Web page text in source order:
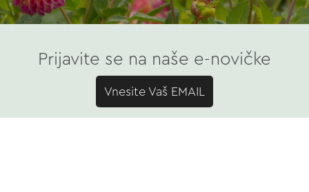
Prijavite se na naše e-novičke
Vnesite Vaš EMAIL